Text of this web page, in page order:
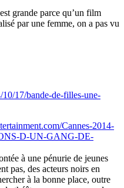
grande parce qu’un film
par une femme, on a pas vu
17/bande-de-filles-une-
Cannes-2014-
D-UN-GANG-DE-
à une pénurie de jeunes
pas, des acteurs noirs en
à la bonne place, outre